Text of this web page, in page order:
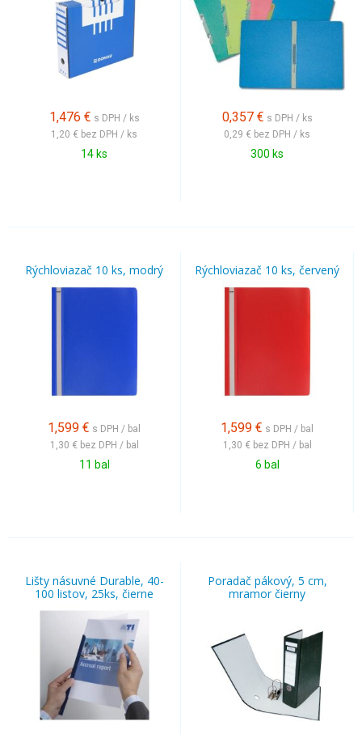
1,476 € s DPH / ks
1,20 € bez DPH / ks
14 ks
0,357 € s DPH / ks
0,29 € bez DPH / ks
300 ks
Rýchloviazač 10 ks, modrý
1,599 € s DPH / bal
1,30 € bez DPH / bal
11 bal
Rýchloviazač 10 ks, červený
1,599 € s DPH / bal
1,30 € bez DPH / bal
6 bal
Lišty násuvné Durable, 40-
100 listov, 25ks, čierne
Poradač pákový, 5 cm,
mramor čierny